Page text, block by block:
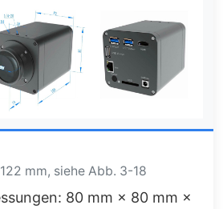
mm, siehe Abb. 3-18
80 mm × 80 mm ×